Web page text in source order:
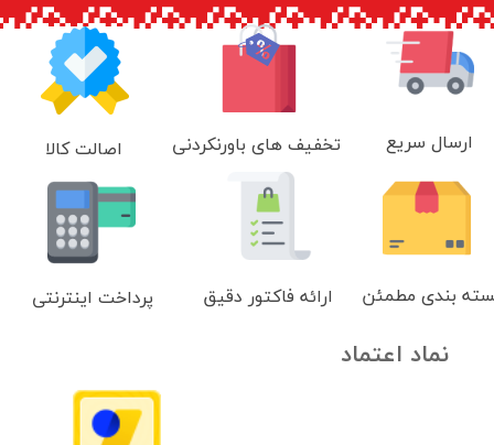
ارسال سریع اصالت کالا تخفیف های باورنکردنی
بندی مطمئن ارائه فاکتور دقیق پرداخت اینترنتی
نماد اعتماد